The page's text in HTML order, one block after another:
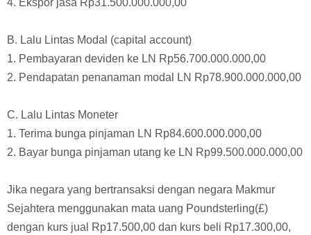
A. Transaksi Berjalan (current account)
2. Impor jasa Rp35.000.000.000,00
3. Ekspor barang Rp69.000.000.000,00
4. Ekspor jasa Rp31.500.000.000,00
B. Lalu Lintas Modal (capital account)
1. Pembayaran deviden ke LN Rp56.700.000.000,00
2. Pendapatan penanaman modal LN Rp78.900.000.000,00
C. Lalu Lintas Moneter
1. Terima bunga pinjaman LN Rp84.600.000.000,00
2. Bayar bunga pinjaman utang ke LN Rp99.500.000.000,00